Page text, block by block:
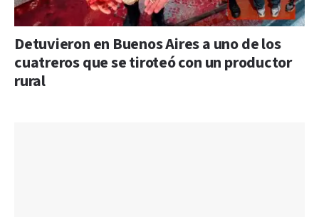
Detuvieron en Buenos Aires a uno de los
cuatreros que se tiroteó con un productor
rural